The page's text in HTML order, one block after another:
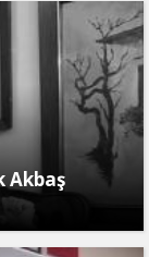
Akbaş